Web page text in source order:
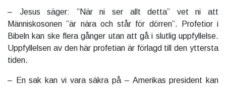
– Jesus säger: ”När ni ser allt detta” vet ni att
Människosonen ”är nära och står för dörren”. Profetior i
Bibeln kan ske flera gånger utan att gå i slutlig uppfyllelse.
Uppfyllelsen av den här profetian är förlagd till den yttersta
tiden.
– En sak kan vi vara säkra på – Amerikas president kan